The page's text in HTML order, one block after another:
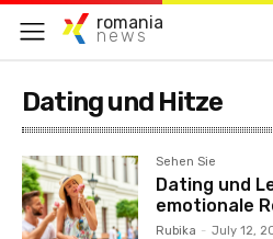
romania
news
Dating und Hitze
Sehen Sie
Dating und
emotionale
Rubika - July 12,